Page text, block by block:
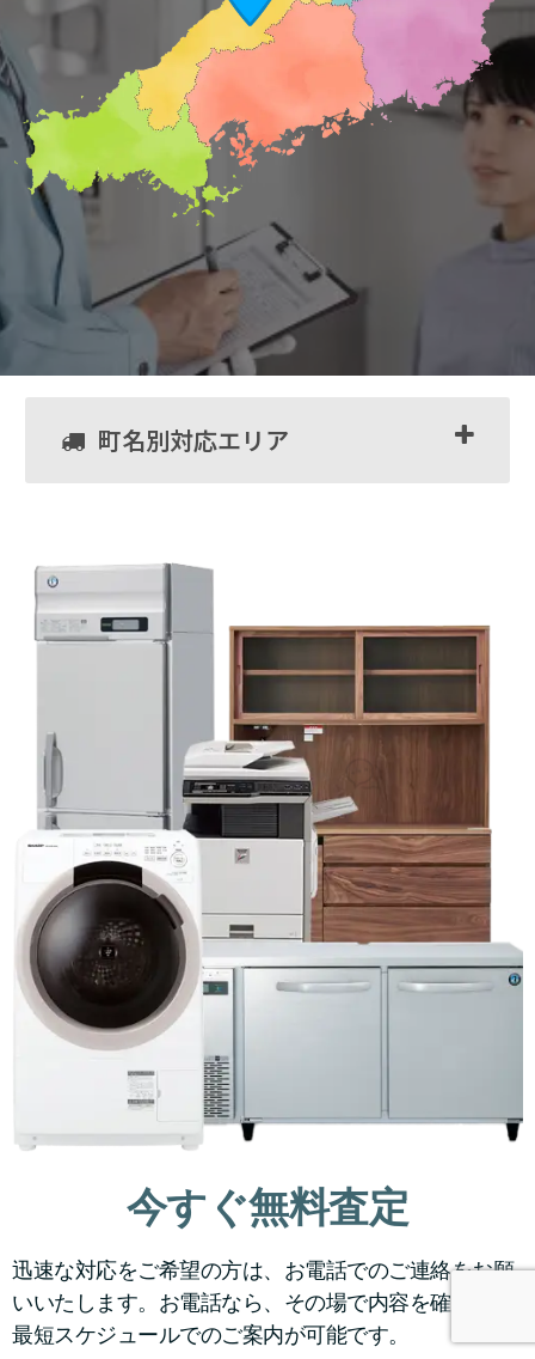
町名別対応エリア
今すぐ無料査定
迅速な対応をご希望の方は、お電話でのご連絡をお願
いいたします。お電話なら、その場で内容を確認し、
最短スケジュールでのご案内が可能です。